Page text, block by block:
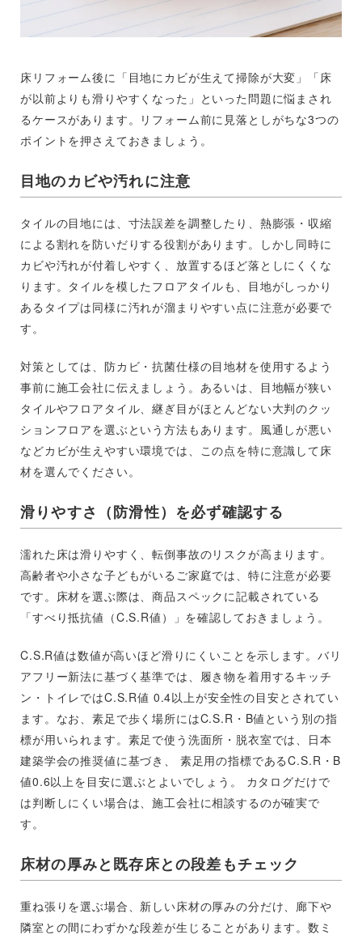
床リフォーム後に「目地にカビが生えて掃除が大変」「床
が以前よりも滑りやすくなった」といった問題に悩まされ
るケースがあります。リフォーム前に見落としがちな3つの
ポイントを押さえておきましょう。
目地のカビや汚れに注意
タイルの目地には、寸法誤差を調整したり、熱膨張・収縮
による割れを防いだりする役割があります。しかし同時に
カビや汚れが付着しやすく、放置するほど落としにくくな
ります。タイルを模したフロアタイルも、目地がしっかり
あるタイプは同様に汚れが溜まりやすい点に注意が必要で
す。
対策としては、防カビ・抗菌仕様の目地材を使用するよう
事前に施工会社に伝えましょう。あるいは、目地幅が狭い
タイルやフロアタイル、継ぎ目がほとんどない大判のクッ
ションフロアを選ぶという方法もあります。風通しが悪い
などカビが生えやすい環境では、この点を特に意識して床
材を選んでください。
滑りやすさ（防滑性）を必ず確認する
濡れた床は滑りやすく、転倒事故のリスクが高まります。
高齢者や小さな子どもがいるご家庭では、特に注意が必要
です。床材を選ぶ際は、商品スペックに記載されている
「すべり抵抗値（C.S.R値）」を確認しておきましょう。
C.S.R値は数値が高いほど滑りにくいことを示します。バリ
アフリー新法に基づく基準では、履き物を着用するキッチ
ン・トイレではC.S.R値 0.4以上が安全性の目安とされてい
ます。なお、素足で歩く場所にはC.S.R・B値という別の指
標が用いられます。素足で使う洗面所・脱衣室では、日本
建築学会の推奨値に基づき、 素足用の指標であるC.S.R・B
値0.6以上を目安に選ぶとよいでしょう。 カタログだけで
は判断しにくい場合は、施工会社に相談するのが確実で
す。
床材の厚みと既存床との段差もチェック
重ね張りを選ぶ場合、新しい床材の厚みの分だけ、廊下や
隣室との間にわずかな段差が生じることがあります。数ミ